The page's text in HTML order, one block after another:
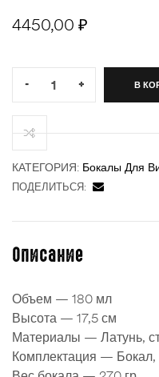
4450,00 ₽
- + В
КАТЕГОРИЯ: Бокалы Для
ПОДЕЛИТЬСЯ:
Описание
Объем — 180 мл
Высота — 17,5 см
Материалы — Латунь,
Комплектация — Бокал,